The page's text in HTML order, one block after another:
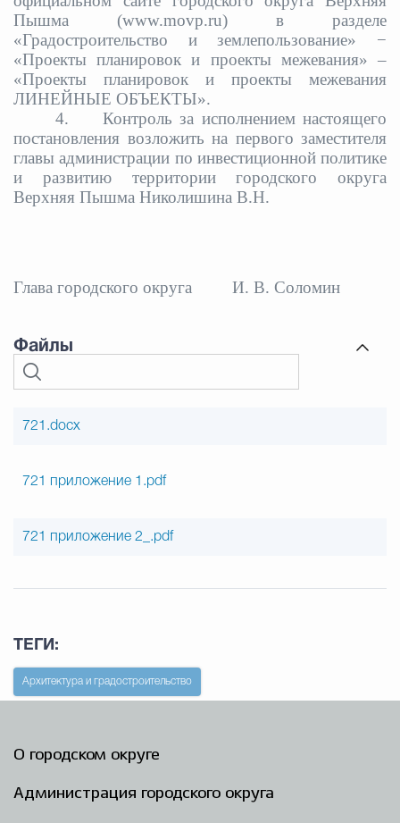
Пышма (www.movp.ru) в разделе
«Градостроительство и землепользование» −
«Проекты планировок и проекты межевания» –
«Проекты планировок и проекты межевания
ЛИНЕЙНЫЕ ОБЪЕКТЫ».
4.
Контроль за исполнением настоящего
постановления возложить на первого заместителя
главы администрации по инвестиционной политике
и развитию территории городского округа
Верхняя Пышма Николишина В.Н.
Глава городского округа И. В. Соломин
Файлы
721.docx
721 приложение 1.pdf
721 приложение 2_.pdf
ТЕГИ:
Архитектура и градостроительство
О городском округе
Администрация городского округа